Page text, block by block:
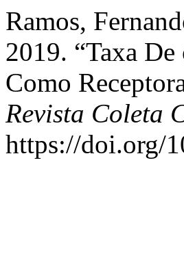
Ramos,
2019. “Taxa
Como
Revista Coleta
https://doi.org/